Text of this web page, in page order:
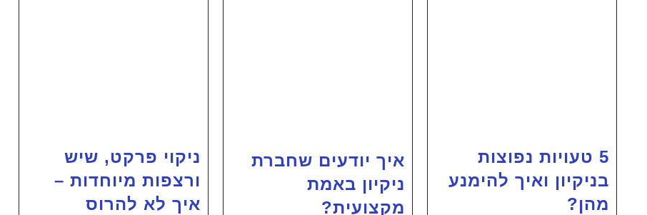
5 טעויות נפוצות
בניקיון ואיך להימנע
מהן?
איך יודעים שחברת
ניקיון באמת
מקצועית?
ניקוי פרקט, שיש
ורצפות מיוחדות –
איך לא להרוס